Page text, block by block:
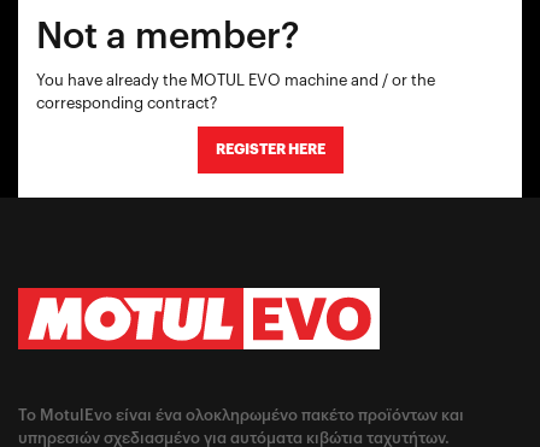
Not a member?
You have already the MOTUL EVO machine and / or the
corresponding contract?
REGISTER HERE
Το MotulEvo είναι ένα ολοκληρωμένο πακέτο προϊόντων και
υπηρεσιών σχεδιασμένο για αυτόματα κιβώτια ταχυτήτων.